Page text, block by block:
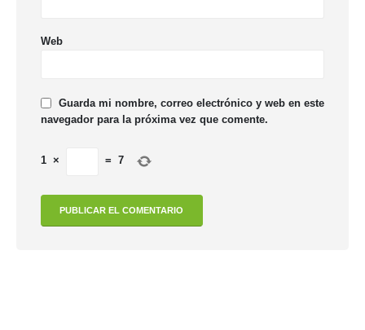
Web
Guarda mi nombre, correo electrónico y web en este
navegador para la próxima vez que comente.
1 × = 7